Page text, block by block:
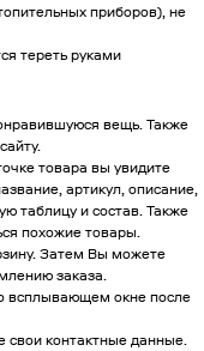
приборов), не
тереть руками
вещь. Также
товара вы увидите
артикул, описание,
таблицу и состав. Также
похожие товары.
Затем Вы можете
заказа.
всплывающем окне после
свои контактные данные.